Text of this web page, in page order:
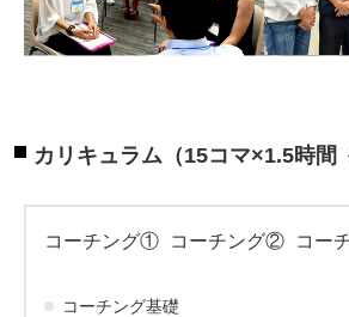
カリキュラム（15コマ×1.5時間
コーチング① コーチング② コー
コーチング基礎